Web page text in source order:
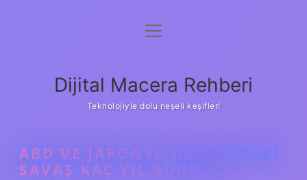
Anasayfa
Yasal Uyarı
menüyü
Dijital Macera Rehberi
Teknolojiyle dolu neşeli keşifler!
ABD VE JAPONYA ARASINDAKI
SAVAŞ KAÇ YIL SÜRDÜ ?